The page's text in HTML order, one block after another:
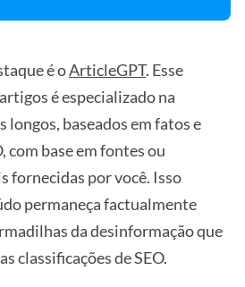
é oArticleGPT. Esse
é especializado na
longos, baseados em fatos e
com base em fontes ou
fornecidas por você. Isso
permaneça factualmente
da desinformação que
classificações de SEO.